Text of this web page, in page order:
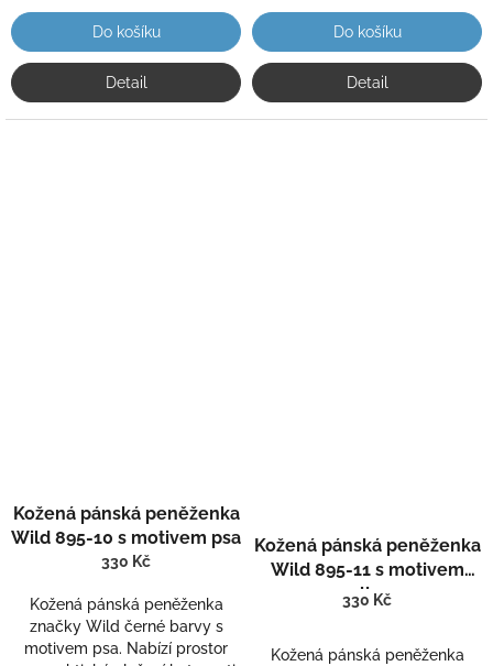
Do košíku
Detail
Do košíku
Detail
Kožená pánská peněženka
Wild 895-10 s motivem psa
330 Kč
Kožená pánská peněženka
značky Wild černé barvy s
motivem psa. Nabízí prostor
Kožená pánská peněženka
Wild 895-11 s motivem
vlka
330 Kč
Kožená pánská peněženka